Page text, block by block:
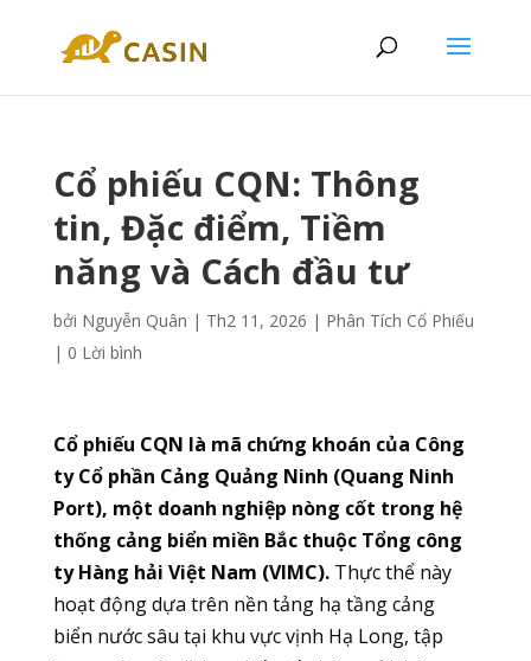
Cổ phiếu CQN: Thông
tin, Đặc điểm, Tiềm
năng và Cách đầu tư
bởi Nguyễn Quân | Th2 11, 2026 | Phân Tích Cổ Phiếu
| 0 Lời bình
Cổ phiếu CQN là mã chứng khoán của Công
ty Cổ phần Cảng Quảng Ninh (Quang Ninh
Port), một doanh nghiệp nòng cốt trong hệ
thống cảng biển miền Bắc thuộc Tổng công
ty Hàng hải Việt Nam (VIMC).Thực thể này
hoạt động dựa trên nền tảng hạ tầng cảng
biển nước sâu tại khu vực vịnh Hạ Long, tập